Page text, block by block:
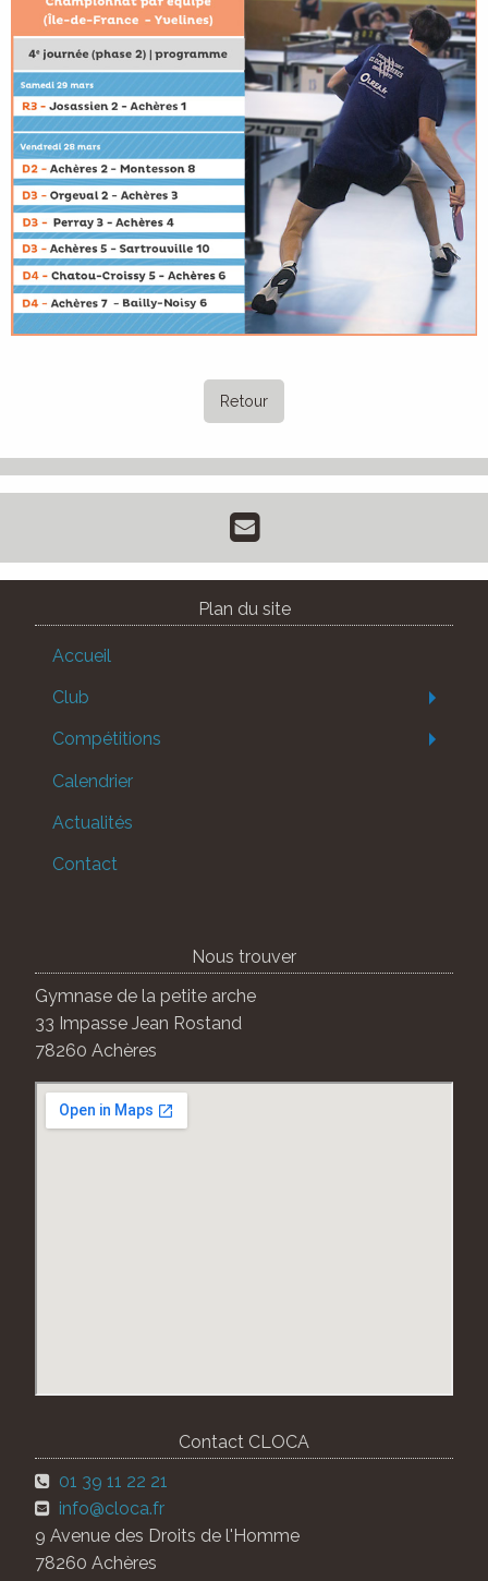
Retour
Plan du site
Accueil
Club
Compétitions
Calendrier
Actualités
Contact
Nous trouver
Gymnase de la petite arche
33 Impasse Jean Rostand
78260 Achères
Contact CLOCA
01 39 11 22 21
info@cloca.fr
9 Avenue des Droits de l'Homme
78260 Achères